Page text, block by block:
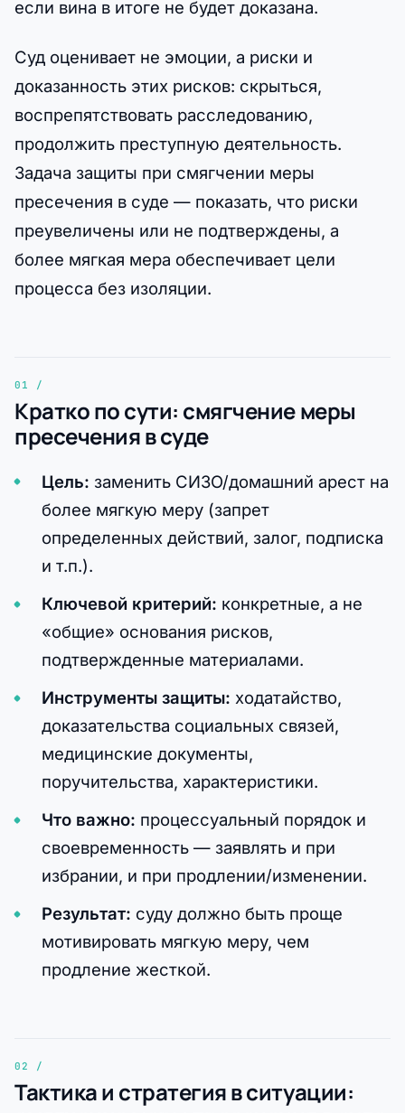
если вина в итоге не будет доказана.
Суд оценивает не эмоции, а риски и
доказанность этих рисков: скрыться,
воспрепятствовать расследованию,
продолжить преступную деятельность.
Задача защиты при смягчении меры
пресечения в суде — показать, что риски
преувеличены или не подтверждены, а
более мягкая мера обеспечивает цели
процесса без изоляции.
Кратко по сути: смягчение меры
пресечения в суде
Цель: заменить СИЗО/домашний арест на
более мягкую меру (запрет
определенных действий, залог, подписка
и т.п.).
Ключевой критерий: конкретные, а не
«общие» основания рисков,
подтвержденные материалами.
Инструменты защиты: ходатайство,
доказательства социальных связей,
медицинские документы,
поручительства, характеристики.
Что важно: процессуальный порядок и
своевременность — заявлять и при
избрании, и при продлении/изменении.
Результат: суду должно быть проще
мотивировать мягкую меру, чем
продление жесткой.
Тактика и стратегия в ситуации: